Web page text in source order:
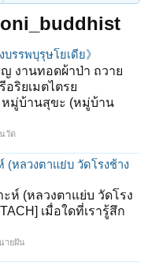
รรพบุรุษโยเดีย》
งานทอดผ้าป่า ถวาย
ริยเมตไตรย
มู่บ้านสุขะ (หมู่บ้าน
วัด
(หลวงตาแย่บ วัดโรงช้าง
ห์ (หลวงตาแย่บ วัดโรง
เมื่อใดที่เรารู้สึก
ายฝัน